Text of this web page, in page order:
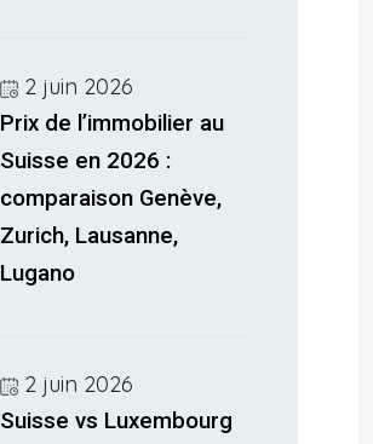
2 juin 2026
Prix de l’immobilier au
Suisse en 2026 :
comparaison Genève,
Zurich, Lausanne,
Lugano
2 juin 2026
Suisse vs Luxembourg